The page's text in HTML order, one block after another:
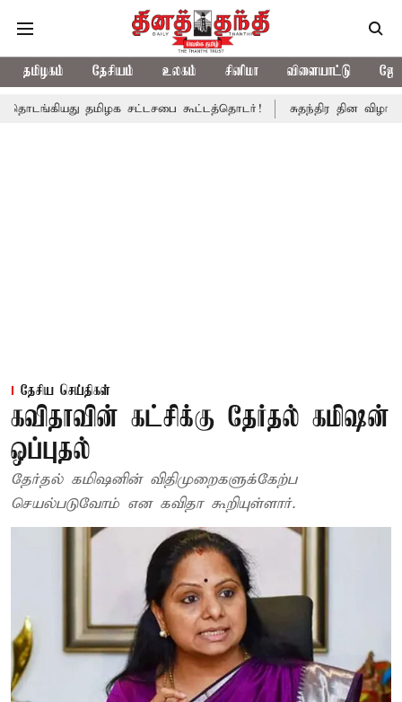
தமிழகம் தேசியம் உலகம் சினிமா விளையாட்டு
தமிழக சட்டசபை கூட்டத்தொடர்! சுதந்திர தின விழா ஒத்திகை:
தேசிய செய்திகள்
கவிதாவின் கட்சிக்கு தேர்தல் கமிஷன்
ஒப்புதல்
தேர்தல் கமிஷனின் விதிமுறைகளுக்கேற்ப
செயல்படுவோம் என கவிதா கூறியுள்ளார்.